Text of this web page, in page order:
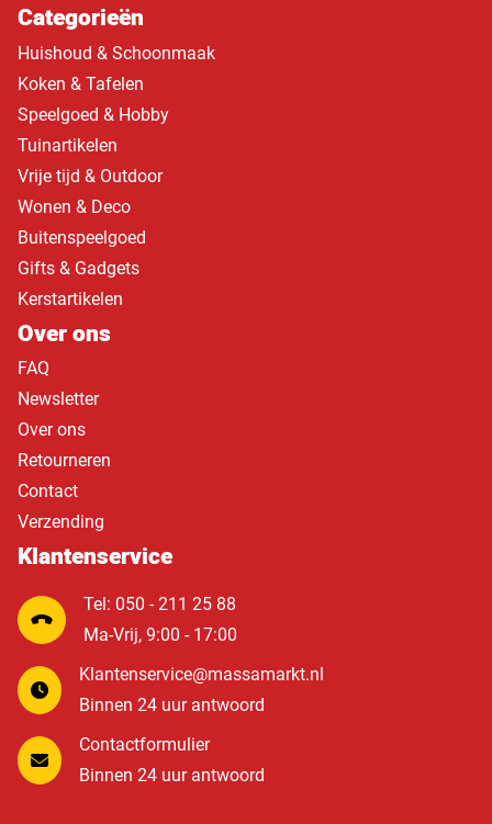
Categorieën
Huishoud & Schoonmaak
Koken & Tafelen
Speelgoed & Hobby
Tuinartikelen
Vrije tijd & Outdoor
Wonen & Deco
Buitenspeelgoed
Gifts & Gadgets
Kerstartikelen
Over ons
FAQ
Newsletter
Over ons
Retourneren
Contact
Verzending
Klantenservice
Tel: 050 - 211 25 88
Ma-Vrij, 9:00 - 17:00
Klantenservice@massamarkt.nl
Binnen 24 uur antwoord
Contactformulier
Binnen 24 uur antwoord